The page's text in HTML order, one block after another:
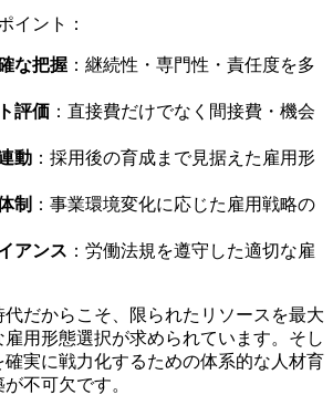
イント：
な把握 ：継続性・専門性・責任度を多
評価 ：直接費だけでなく間接費・機会
動 ：採用後の育成まで見据えた雇用形
制 ：事業環境変化に応じた雇用戦略の
アンス ：労働法規を遵守した適切な雇
代だからこそ、限られたリソースを最大
用形態選択が求められています。そし
実に戦力化するための体系的な人材育
不可欠です。